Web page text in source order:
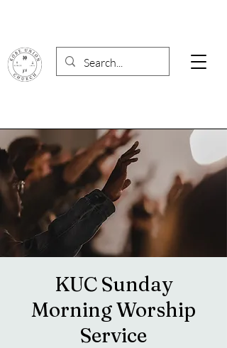
KUC Sunday
Morning Worship
Service